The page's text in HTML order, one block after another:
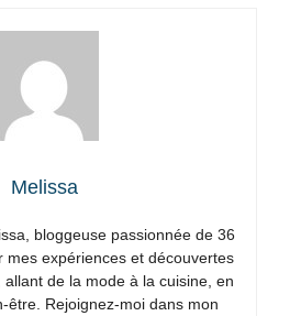
Melissa
bloggeuse passionnée de 36
mes expériences et découvertes
de la mode à la cuisine, en
être. Rejoignez-moi dans mon